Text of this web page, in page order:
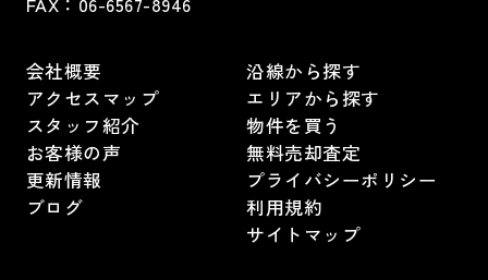
会社概要
アクセスマップ
スタッフ紹介
お客様の声
更新情報
ブログ
沿線から探す
エリアから探す
物件を買う
無料売却査定
プライバシーポリシー
利用規約
サイトマップ